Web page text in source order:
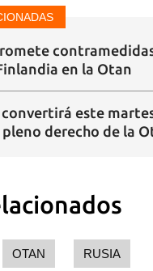
en la Otan
este
derecho de la
OTAN RUSIA